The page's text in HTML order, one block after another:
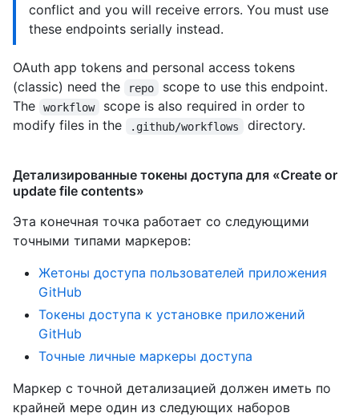
conflict and you will receive errors. You must use
these endpoints serially instead.
OAuth app tokens and personal access tokens
(classic) need the
repo
scope to use this endpoint.
The
workflow
scope is also required in order to
modify files in the
.github/workflows directory.
Детализированные токены доступа для «Create or
update file contents»
Эта конечная точка работает со следующими
точными типами маркеров:
Жетоны доступа пользователей приложения
GitHub
Токены доступа к установке приложений
GitHub
Точные личные маркеры доступа
Маркер с точной детализацией должен иметь по
крайней мере один из следующих наборов